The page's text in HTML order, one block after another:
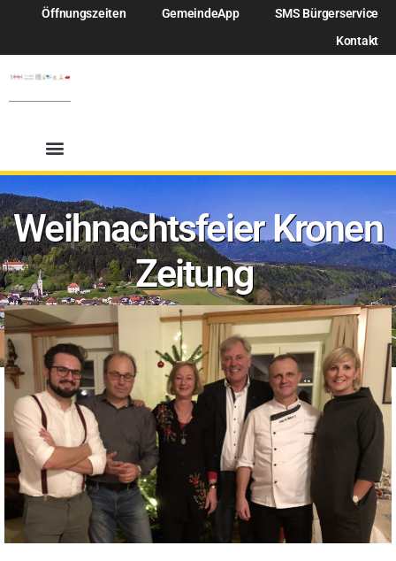
Öffnungszeiten GemeindeApp
SMS Bürgerservice
Kontakt
Weihnachtsfeier Kronen
Zeitung